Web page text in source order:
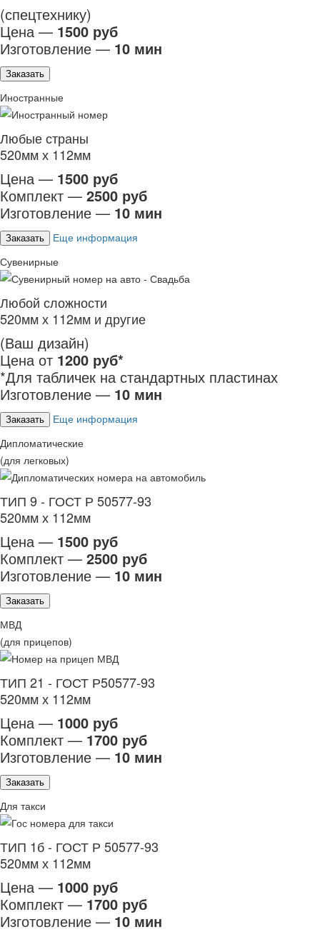
(спецтехнику)
Цена — 1500 руб
Изготовление — 10 мин
Заказать
Иностранные
Любые страны
520мм х 112мм
Цена — 1500 руб
Комплект — 2500 руб
Изготовление — 10 мин
Заказать
Еще информация
Сувенирные
Любой сложности
520мм х 112мм и другие
(Ваш дизайн)
Цена от 1200 руб*
*Для табличек на стандартных пластинах
Изготовление — 10 мин
Заказать
Еще информация
Дипломатические
(для легковых)
ТИП 9 - ГОСТ Р 50577-93
520мм х 112мм
Цена — 1500 руб
Комплект — 2500 руб
Изготовление — 10 мин
Заказать
МВД
(для прицепов)
ТИП 21 - ГОСТ Р50577-93
520мм х 112мм
Цена — 1000 руб
Комплект — 1700 руб
Изготовление — 10 мин
Заказать
Для такси
ТИП 1б - ГОСТ Р 50577-93
520мм х 112мм
Цена — 1000 руб
Комплект — 1700 руб
Изготовление — 10 мин